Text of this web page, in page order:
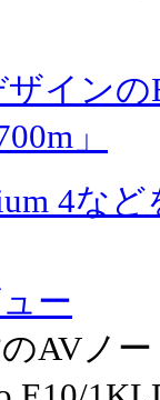
イン
」
4な
ー
AVノ